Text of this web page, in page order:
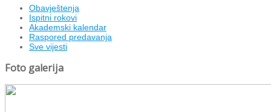
Obavještenja
Ispitni rokovi
Akademski kalendar
Raspored predavanja
Sve vijesti
Foto galerija